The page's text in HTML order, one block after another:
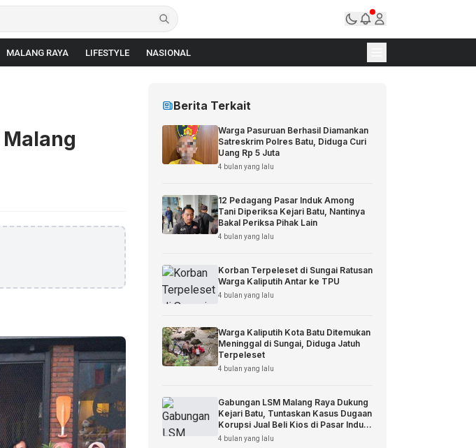
MALANG RAYA LIFESTYLE NASIONAL
Berita Terkait
Warga Pasuruan Berhasil Diamankan
Satreskrim Polres Batu, Diduga Curi
Uang Rp 5 Juta
4 bulan yang lalu
12 Pedagang Pasar Induk Among
Tani Diperiksa Kejari Batu, Nantinya
Bakal Periksa Pihak Lain
4 bulan yang lalu
Korban Terpeleset di Sungai Ratusan
Warga Kaliputih Antar ke TPU
4 bulan yang lalu
Warga Kaliputih Kota Batu Ditemukan
Meninggal di Sungai, Diduga Jatuh
Terpeleset
4 bulan yang lalu
Gabungan LSM Malang Raya Dukung
Kejari Batu, Tuntaskan Kasus Dugaan
Korupsi Jual Beli Kios di Pasar Induk
Among Tani
4 bulan yang lalu